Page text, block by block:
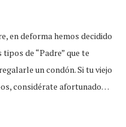
en deforma hemos decidido
de “Padre” que te
un condón. Si tu viejo
considérate afortunado…